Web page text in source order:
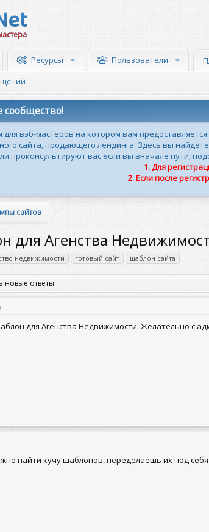
Ресурсы Пользователи
вэб-мастеров на котором вам
сайта, продающего лендинга. Здесь вы
проконсультируют вас если вы вначале пути,
1. Для
2. Если после
сайтов
для Агенства
недвижимости готовый сайт шаблон сайта
новые ответы.
для Агенства Недвижимости. Желательно с
найти кучу шаблонов, переделаешь их под себя